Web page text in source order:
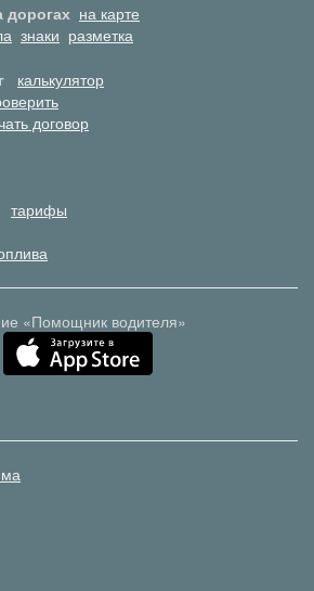
на карте
знаки разметка
калькулятор
договор
тарифы
«Помощник водителя»